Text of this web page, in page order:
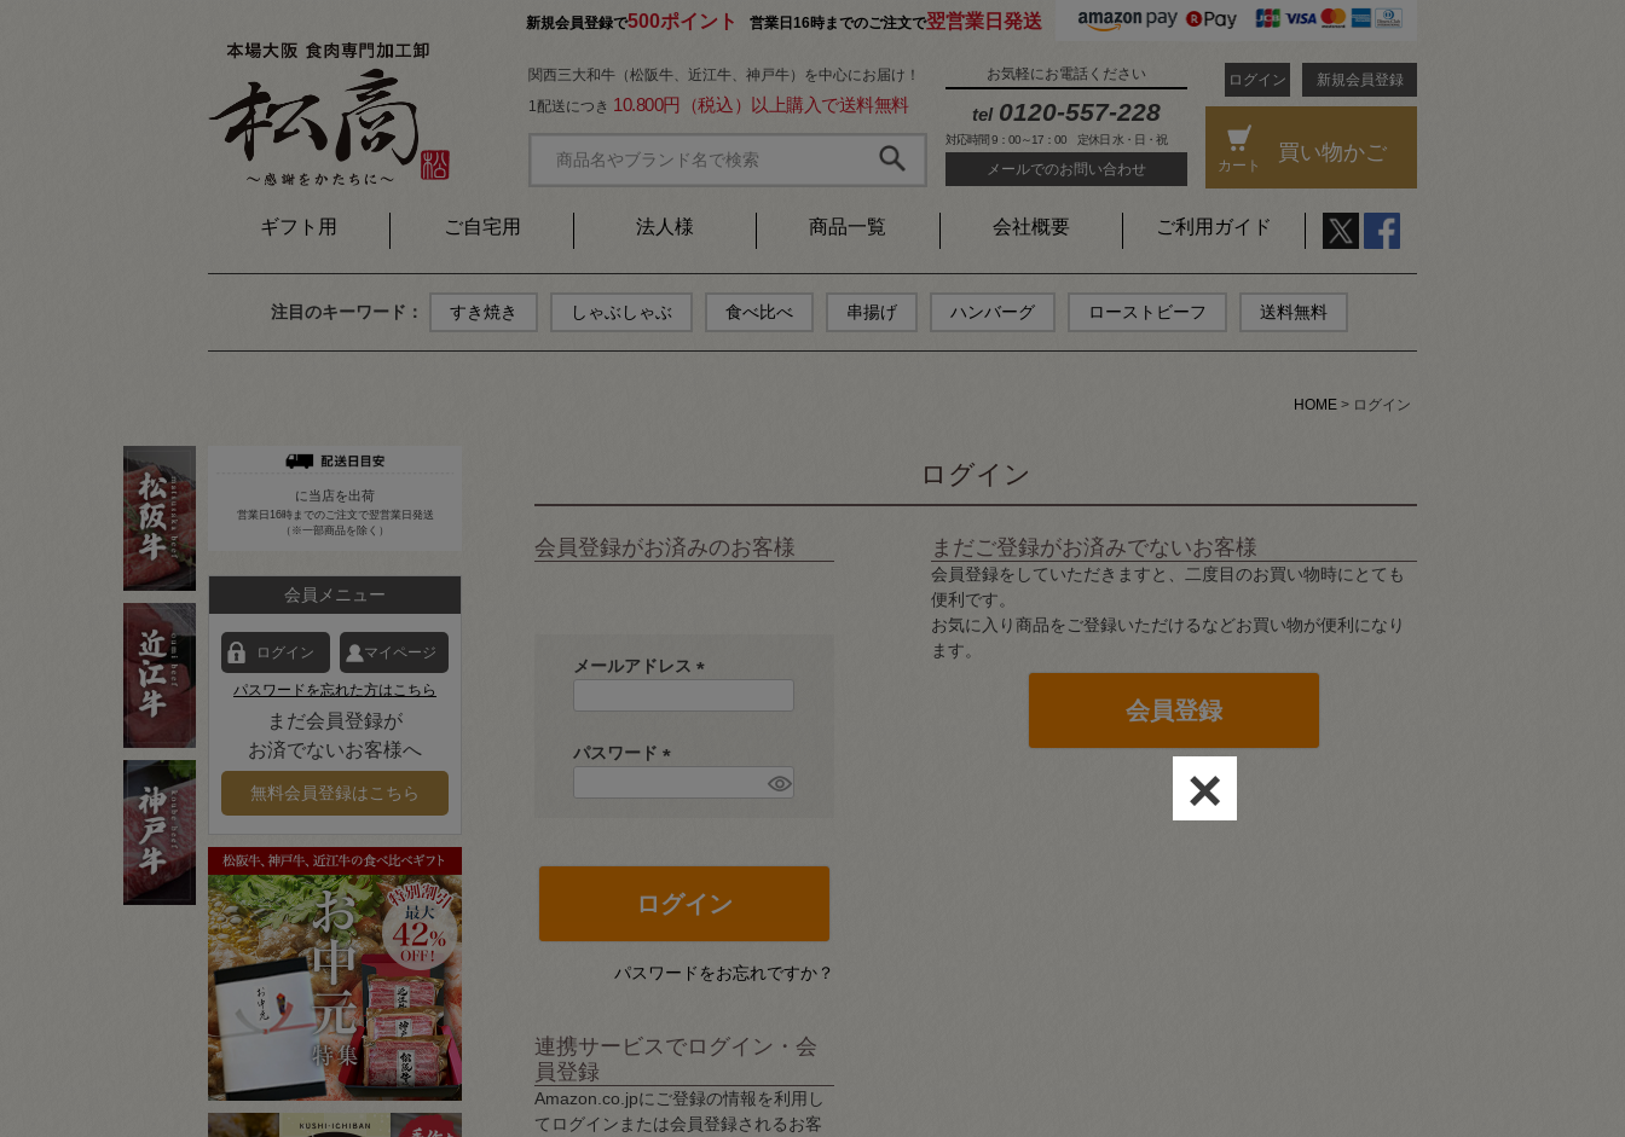
新規会員登録で500ポイント 営業日16時までのご注文で翌営業日発送
関西三大和牛（松阪牛、近江牛、神戸牛）を中心にお届け！
1配送につき 10.800円（税込）以上購入で送料無料
お気軽にお電話ください
tel 0120-557-228
対応時間 9：00～17：00 定休日 水・日・祝
メールでのお問い合わせ
ログイン 新規会員登録
カート
買い物かご
ギフト用 ご自宅用 法人様 商品一覧 会社概要 ご利用ガイド
注目のキーワード： すき焼き しゃぶしゃぶ 食べ比べ 串揚げ ハンバーグ ローストビーフ 送料無料
HOME ログイン
に当店を出荷
営業日16時までのご注文で翌営業日発送
（※一部商品を除く）
会員メニュー
ログイン マイページ
パスワードを忘れた方はこちら
まだ会員登録が
お済でないお客様へ
無料会員登録はこちら
ログイン
会員登録がお済みのお客様
メールアドレス
)
パスワード
ログイン
パスワードをお忘れですか？
連携サービスでログイン・会
員登録
Amazon.co.jpにご登録の情報を利用し
てログインまたは会員登録されるお客
まだご登録がお済みでないお客様
会員登録をしていただきますと、二度目のお買い物時にとても
便利です。
お気に入り商品をご登録いただけるなどお買い物が便利になり
ます。
会員登録
×